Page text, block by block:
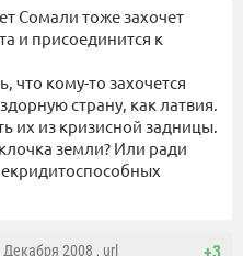
Сомали тоже захочет
и присоединится к
что кому-то захочется
страну, как латвия.
их из кризисной задницы.
земли? Или ради
Декабря 2008 , url